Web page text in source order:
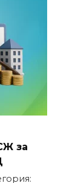
за